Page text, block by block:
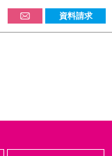
資料請求